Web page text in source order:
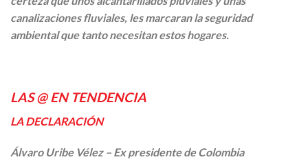
canalizaciones fluviales, les marcaran la seguridad
ambiental que tanto necesitan estos hogares.
LAS @ EN TENDENCIA
LA DECLARACIÓN
Álvaro Uribe Vélez – Ex presidente de Colombia